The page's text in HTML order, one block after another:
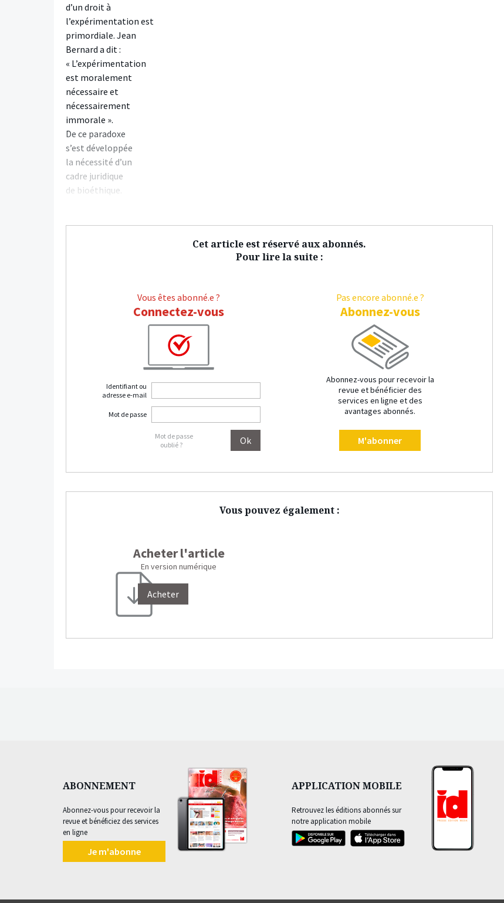
d’un droit à
l’expérimentation est
primordiale. Jean
Bernard a dit :
« L’expérimentation
est moralement
nécessaire et
nécessairement
immorale ».
De ce paradoxe
s’est développée
la nécessité d’un
cadre juridique
de bioéthique.
Cet article est réservé aux abonnés.
Pour lire la suite :
Vous êtes abonné.e ?
Connectez-vous
Identifiant ou
adresse e-mail
Mot de passe
Mot de passe
oublié ?
Pas encore abonné.e ?
Abonnez-vous
Abonnez-vous pour recevoir la
revue et bénéficier des
services en ligne et des
avantages abonnés.
M'abonner
Vous pouvez également :
Acheter l'article
En version numérique
Acheter
ABONNEMENT
Abonnez-vous pour recevoir la
revue et bénéficiez des services
en ligne
Je m'abonne
APPLICATION MOBILE
Retrouvez les éditions abonnés sur
notre application mobile